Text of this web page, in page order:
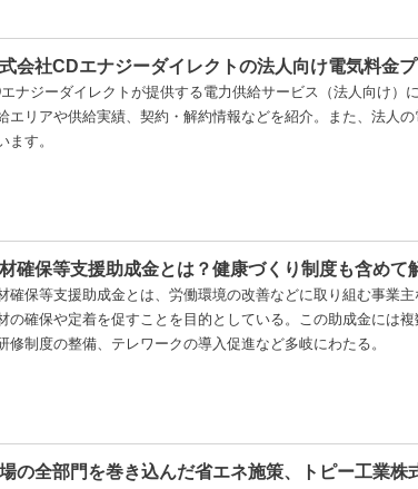
会社CDエナジーダイレクトの法人向け電気料金
ナジーダイレクトが提供する電力供給サービス（法人向け）
エリアや供給実績、契約・解約情報などを紹介。また、法人
ます。
確保等支援助成金とは？健康づくり制度も含めて
確保等支援助成金とは、労働環境の改善などに取り組む事業
の確保や定着を促すことを目的としている。この助成金には
修制度の整備、テレワークの導入促進など多岐にわたる。
の全部門を巻き込んだ省エネ施策、トピー工業株